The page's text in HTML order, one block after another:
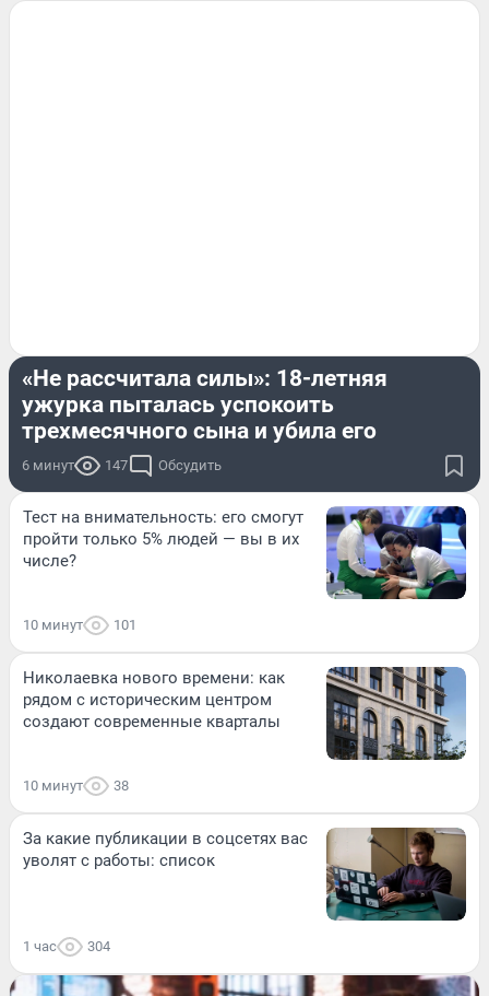
«Не рассчитала силы»: 18-летняя
ужурка пыталась успокоить
трехмесячного сына и убила его
6 минут 147 Обсудить
Тест на внимательность: его смогут
пройти только 5% людей — вы в их
числе?
10 минут 101
Николаевка нового времени: как
рядом с историческим центром
создают современные кварталы
10 минут 38
За какие публикации в соцсетях вас
уволят с работы: список
1 час 304